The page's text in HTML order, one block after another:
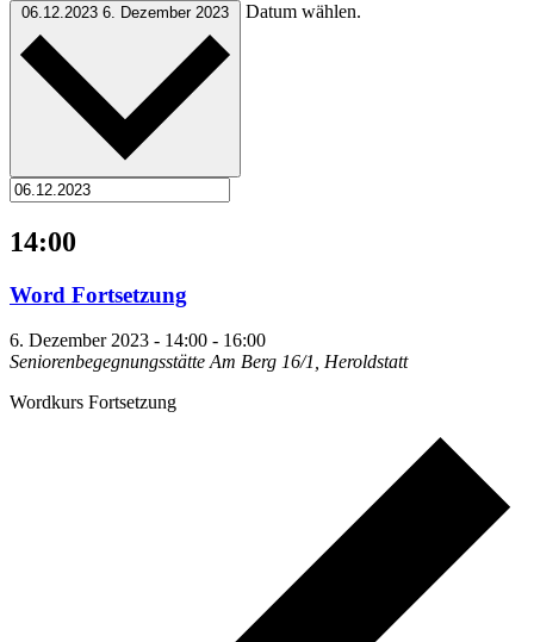
06.12.2023 6. Dezember 2023 Datum wählen.
14:00
Word Fortsetzung
6. Dezember 2023 - 14:00 - 16:00
Seniorenbegegnungsstätte Am Berg 16/1, Heroldstatt
Wordkurs Fortsetzung